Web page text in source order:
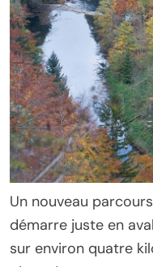
Un nouveau
démarre juste en
sur environ quatre